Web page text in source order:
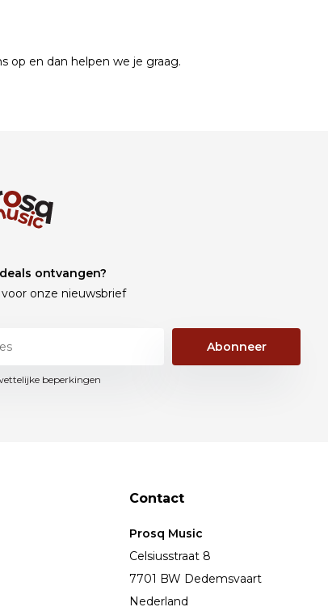
op en dan helpen we je graag.
ontvangen?
voor onze nieuwsbrief
Abonneer
beperkingen
Contact
Prosq Music
Celsiusstraat 8
7701 BW Dedemsvaart
Nederland